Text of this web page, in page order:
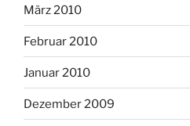
März 2010
Februar 2010
Januar 2010
Dezember 2009